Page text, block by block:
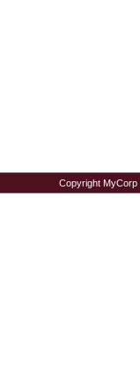
Copyright MyCorp